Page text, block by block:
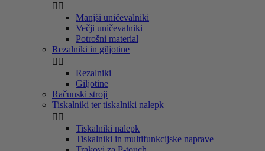
 
Manjši uničevalniki
Večji uničevalniki
Potrošni material
Rezalniki in giljotine
 
Rezalniki
Giljotine
Računski stroji
Tiskalniki ter tiskalniki nalepk
 
Tiskalniki nalepk
Tiskalniki in multifunkcijske naprave